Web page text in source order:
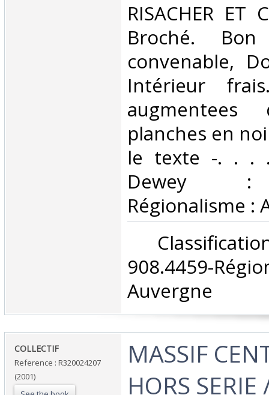
‎RISACHER ET
Broché.
convenable,
Intérieur
augmentees
planches en
le texte -. . . .
Dewey :
Régionalisme :
908.4459-
Auvergne‎
‎COLLECTIF‎
Reference : R320024207
(2001)
‎MASSIF
HORS SERIE